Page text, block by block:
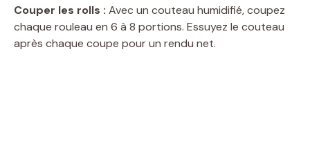
Couper les rolls : Avec un couteau humidifié, coupez
chaque rouleau en 6 à 8 portions. Essuyez le couteau
après chaque coupe pour un rendu net.